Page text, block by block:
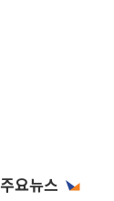
주요뉴스